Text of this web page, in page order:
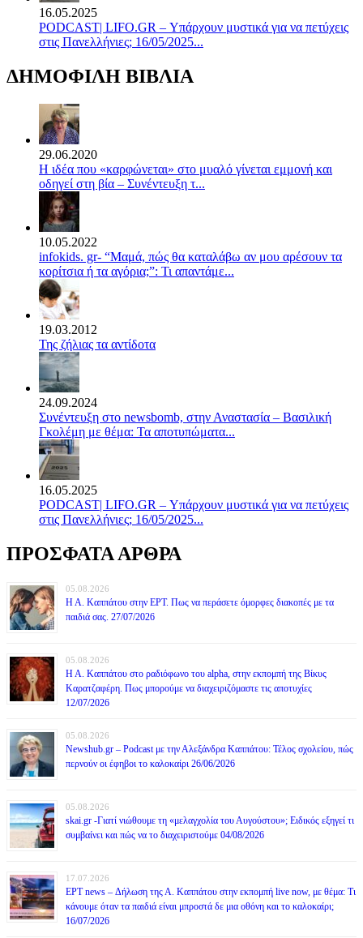
16.05.2025
PODCAST| LIFO.GR – Υπάρχουν μυστικά για να πετύχεις
στις Πανελλήνιες; 16/05/2025...
ΔΗΜΟΦΙΛΗ ΒΙΒΛΙΑ
29.06.2020
Η ιδέα που «καρφώνεται» στο μυαλό γίνεται εμμονή και
οδηγεί στη βία – Συνέντευξη τ...
10.05.2022
infokids. gr- “Μαμά, πώς θα καταλάβω αν μου αρέσουν τα
κορίτσια ή τα αγόρια;”: Τι απαντάμε...
19.03.2012
Της ζήλιας τα αντίδοτα
24.09.2024
Συνέντευξη στο newsbomb, στην Αναστασία – Βασιλική
Γκολέμη με θέμα: Τα αποτυπώματα...
16.05.2025
PODCAST| LIFO.GR – Υπάρχουν μυστικά για να πετύχεις
στις Πανελλήνιες; 16/05/2025...
ΠΡΟΣΦΑΤΑ ΑΡΘΡΑ
05.08.2026
Η Α. Καππάτου στην ΕΡΤ. Πως να περάσετε όμορφες διακοπές με τα
παιδιά σας. 27/07/2026
05.08.2026
Η Α. Καππάτου στο ραδιόφωνο του alpha, στην εκπομπή της Βίκυς
Καρατζαφέρη. Πως μπορούμε να διαχειριζόμαστε τις αποτυχίες
12/07/2026
05.08.2026
Newshub.gr – Podcast με την Αλεξάνδρα Καππάτου: Τέλος σχολείου, πώς
περνούν οι έφηβοι το καλοκαίρι 26/06/2026
05.08.2026
skai.gr -Γιατί νιώθουμε τη «μελαγχολία του Αυγούστου»; Ειδικός εξηγεί τι
συμβαίνει και πώς να το διαχειριστούμε 04/08/2026
17.07.2026
ΕΡΤ news – Δήλωση της Α. Καππάτου στην εκπομπή live now, με θέμα: Τι
κάνουμε όταν τα παιδιά είναι μπροστά δε μια οθόνη και το καλοκαίρι;
16/07/2026